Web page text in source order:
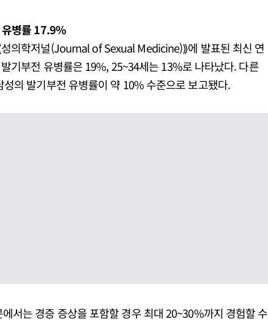
병률 17.9%
의학저널(Journal of Sexual Medicine)⟫에 발표된 최신 연
기부전 유병률은 19%, 25~34세는 13%로 나타났다. 다른
의 발기부전 유병률이 약 10% 수준으로 보고됐다.
서는 경증 증상을 포함할 경우 최대 20~30%까지 경험할 수